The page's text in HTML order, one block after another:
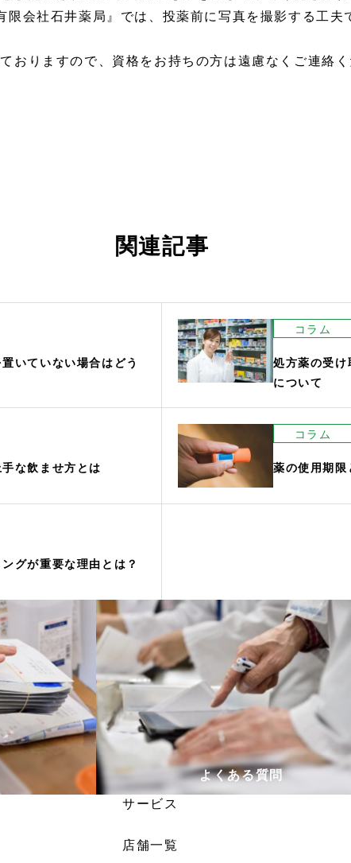
会社石井薬局』では、投薬前に写真を撮影する工夫
おりますので、資格をお持ちの方は遠慮なくご連絡く
関連記事
いていない場合はどう
コラム
処方薬の受
について
な飲ませ方とは
コラム
薬の使用期限
グが重要な理由とは？
よくある質問
サービス
店舗一覧